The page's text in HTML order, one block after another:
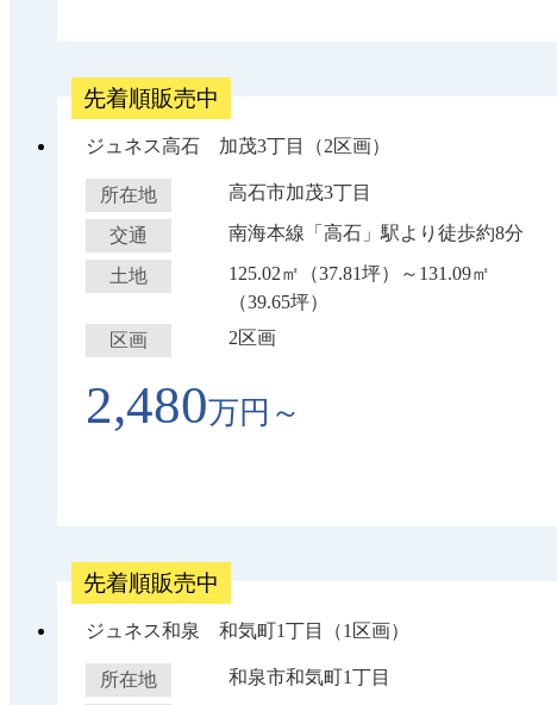
先着順販売中
ジュネス高石 加茂3丁目（2区画）
所在地 高石市加茂3丁目
交通 南海本線「高石」駅より徒歩約8分
土地
125.02㎡（37.81坪）～131.09㎡
（39.65坪）
区画
2区画
2,480万円～
先着順販売中
ジュネス和泉 和気町1丁目（1区画）
所在地 和泉市和気町1丁目